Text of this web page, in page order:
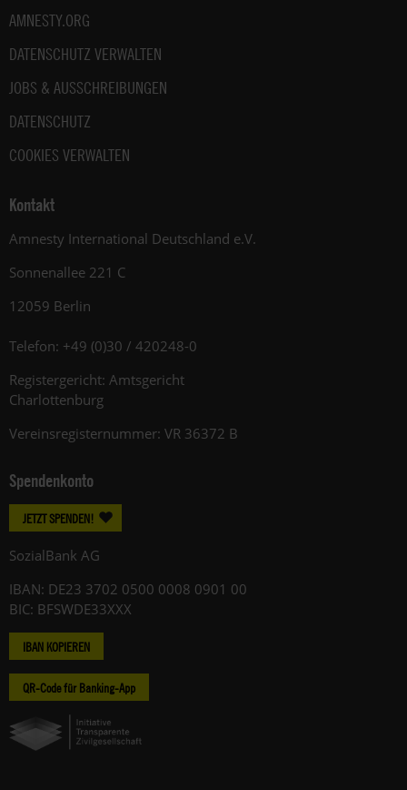
AMNESTY.ORG
DATENSCHUTZ VERWALTEN
JOBS & AUSSCHREIBUNGEN
DATENSCHUTZ
COOKIES VERWALTEN
Kontakt
Amnesty International Deutschland e.V.
Sonnenallee 221 C
12059 Berlin
Telefon: +49 (0)30 / 420248-0
Registergericht: Amtsgericht
Charlottenburg
Vereinsregisternummer: VR 36372 B
Spendenkonto
JETZT SPENDEN!
SozialBank AG
IBAN: DE23 3702 0500 0008 0901 00
BIC: BFSWDE33XXX
IBAN KOPIEREN
QR-Code für Banking-App